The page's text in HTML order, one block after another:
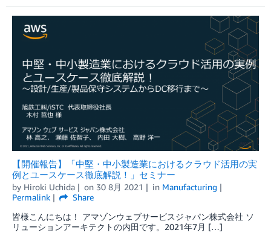
【開催報告】「中堅・中小製造業におけるクラウド活用の実
例とユースケース徹底解説！」セミナー
by Hiroki Uchida on 30 8月 2021 in Manufacturing
Permalink
Share
皆様こんにちは！ アマゾンウェブサービスジャパン株式会社 ソ
リューションアーキテクトの内田です。2021年7月 […]